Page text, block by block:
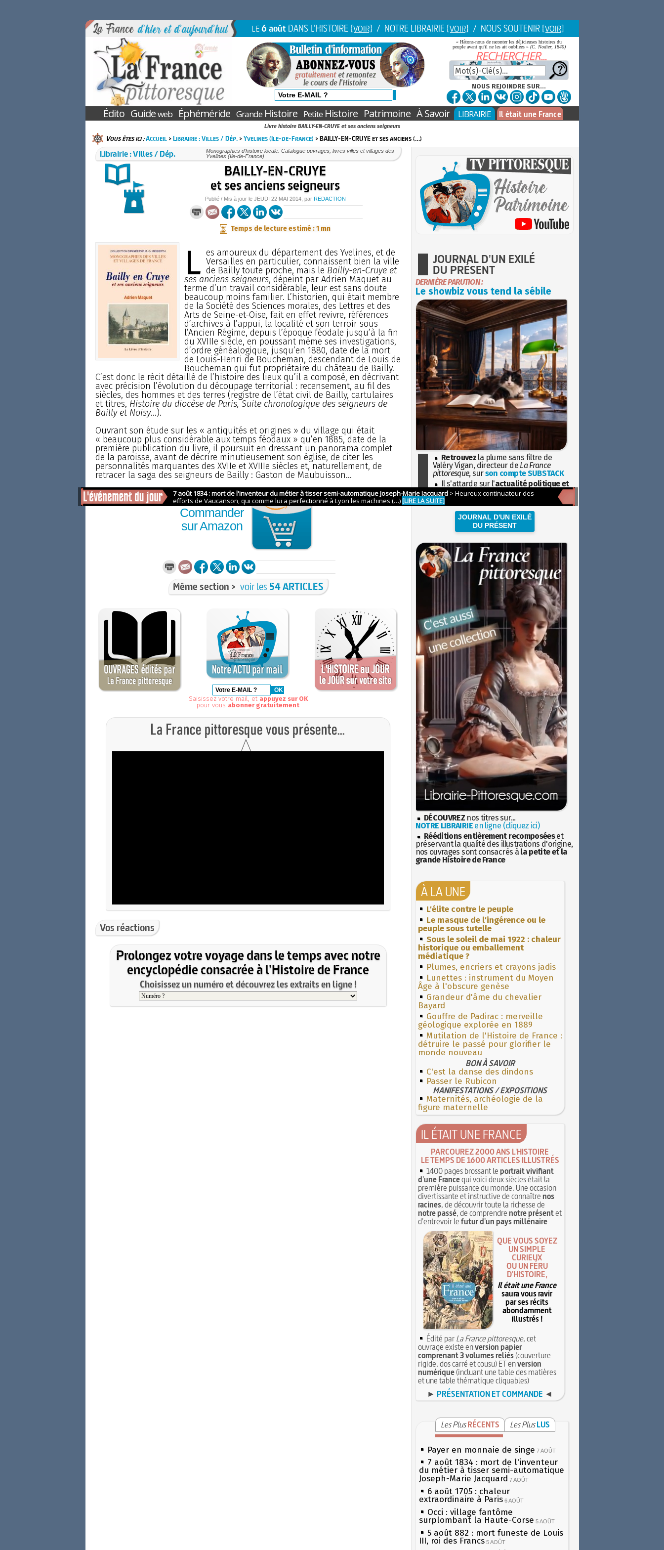
LE6 août DANS L'HISTOIRE [VOIR] / NOTRE LIBRAIRIE [VOIR] / NOUS SOUTENIR [VOIR]
« Hâtons-nous de raconter les délicieuses histoires du
peuple avant qu'il ne les ait oubliées » (C. Nodier, 1840)
NOUS REJOINDRE SUR...
Édito Guideweb Éphéméride GrandeHistoire PetiteHistoire Patrimoine À Savoir LIBRAIRIE Il était une France
Livre histoire BAILLY-EN-CRUYE et ses anciens seigneurs
Vous êtes ici :Accueil>Librairie : Villes / Dép.>Yvelines (Ile-de-France) > BAILLY-EN-CRUYE et ses anciens (…)
Librairie : Villes / Dép.
Monographies d’histoire locale. Catalogue ouvrages, livres villes et villages des
Yvelines (Ile-de-France)
BAILLY-EN-CRUYE
et ses anciens seigneurs
Publié / Mis à jour le JEUDI 22 MAI 2014, par REDACTION
Temps de lecture estimé : 1 mn
L es amoureux du département des Yvelines, et de
Versailles en particulier, connaissent bien la ville
de Bailly toute proche, mais le Bailly-en-Cruye et
ses anciens seigneurs, dépeint par Adrien Maquet au
terme d’un travail considérable, leur est sans doute
beaucoup moins familier. L’historien, qui était membre
de la Société des Sciences morales, des Lettres et des
Arts de Seine-et-Oise, fait en effet revivre, références
d’archives à l’appui, la localité et son terroir sous
l’Ancien Régime, depuis l’époque féodale jusqu’à la fin
du XVIIIe siècle, en poussant même ses investigations,
d’ordre généalogique, jusqu’en 1880, date de la mort
de Louis-Henri de Boucheman, descendant de Louis de
Boucheman qui fut propriétaire du château de Bailly.
C’est donc le récit détaillé de l’histoire des lieux qu’il a composé, en décrivant
avec précision l’évolution du découpage territorial : recensement, au fil des
siècles, des hommes et des terres (registre de l’état civil de Bailly, cartulaires
et titres, Histoire du diocèse de Paris, Suite chronologique des seigneurs de
Bailly et Noisy...).
Ouvrant son étude sur les « antiquités et origines » du village qui était
« beaucoup plus considérable aux temps féodaux » qu’en 1885, date de la
première publication du livre, il poursuit en dressant un panorama complet
de la paroisse, avant de décrire minutieusement son église, de citer les
personnalités marquantes des XVIIe et XVIIIe siècles et, naturellement, de
retracer la saga des seigneurs de Bailly : Gaston de Maubuisson...
Commander
sur Amazon
Même section > voir les 54 ARTICLES
Saisissez votre mail, et appuyez sur OK
pour vous abonner gratuitement
Vos réactions
Prolongez votre voyage dans le temps avec notre
encyclopédie consacrée à l'Histoire de France
Choisissez un numéro et découvrez les extraits en ligne !
JOURNAL D'UN EXILÉ
DU PRÉSENT
DERNIÈRE PARUTION :
Le showbiz vous tend la sébile
Retrouvez la plume sans filtre de
Valéry Vigan, directeur de La France
pittoresque, surson compte SUBSTACK
Il s'attarde sur l'actualité politique et
sociétaleavec la hauteur de vue de
l'Histoire
JOURNAL D'UN EXILÉ
DU PRÉSENT
DÉCOUVREZ nos titres sur...
NOTRE LIBRAIRIEen ligne (cliquez ici)
Rééditions entièrement recomposéeset
préservant la qualité des illustrations d'origine,
nos ouvrages sont consacrés à la petite et la
grande Histoire de France
À LA UNE
L'élite contre le peuple
Le masque de l'ingérence ou le
peuple sous tutelle
Sous le soleil de mai 1922 : chaleur
historique ou emballement
médiatique ?
Plumes, encriers et crayons jadis
Lunettes : instrument du Moyen
Âge à l'obscure genèse
Grandeur d'âme du chevalier
Bayard
Gouffre de Padirac : merveille
géologique explorée en 1889
Mutilation de l'Histoire de France :
détruire le passé pour glorifier le
monde nouveau
BON À SAVOIR
C'est la danse des dindons
Passer le Rubicon
MANIFESTATIONS / EXPOSITIONS
Maternités, archéologie de la
figure maternelle
IL ÉTAIT UNE FRANCE
PARCOUREZ 2000 ANS L'HISTOIRE
LE TEMPS DE 1600 ARTICLES ILLUSTRÉS
1400 pages brossant leportrait vivifiant
d'une Francequi voici deux siècles était la
première puissance du monde. Une occasion
divertissante et instructive de connaîtrenos
racines, de découvrir toute la richesse de
notre passé, de comprendrenotre présentet
d'entrevoir lefutur d'un pays millénaire
QUE VOUS SOYEZ
UN SIMPLE
CURIEUX
OU UN FÉRU
D'HISTOIRE,
Il était une France
saura vous ravir
par ses récits
abondamment
illustrés !
Édité parLa France pittoresque, cet
ouvrage existe enversion papier
comprenant 3 volumes reliés(couverture
rigide, dos carré et cousu) ET enversion
numérique(incluant une table des matières
et une table thématique cliquables)
► PRÉSENTATION ET COMMANDE ◄
Les Plus RÉCENTS Les Plus LUS
Payer en monnaie de singe 7 AOÛT
7 août 1834 : mort de l'inventeur
du métier à tisser semi-automatique
Joseph-Marie Jacquard 7 AOÛT
6 août 1705 : chaleur
extraordinaire à Paris 6 AOÛT
Occi : village fantôme
surplombant la Haute-Corse 5 AOÛT
5 août 882 : mort funeste de Louis
III, roi des Francs 5 AOÛT